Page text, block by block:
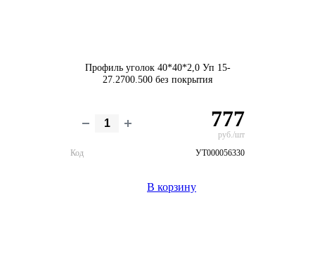
Профиль уголок 40*40*2,0 Уп 15-
27.2700.500 без покрытия
777
руб./шт
Код
УТ000056330
В корзину